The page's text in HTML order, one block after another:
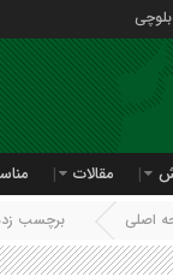
بلوچی
مقالات
اصلی برچسب